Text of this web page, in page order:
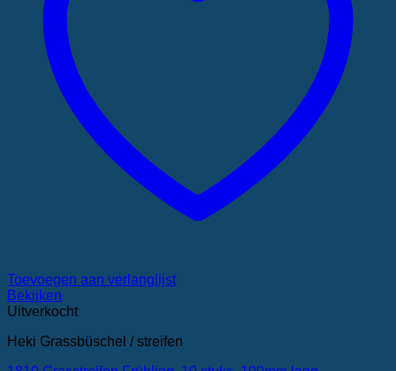
Toevoegen aan verlanglijst
Bekijken
Uitverkocht
Heki Grassbüschel / streifen